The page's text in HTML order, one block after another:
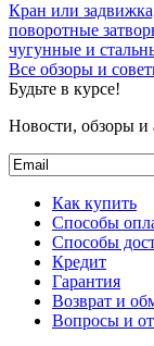
долговечность
Диаметр
Диаметр
присоединяемого
приблизительно
диаметру
Строительная
Строительная
Указывает
арматуры по оси
трубопровода, мм.
Кран или
поворотные
чугунные и
Все обзоры и
Будьте в курсе!
Новости, обзоры и
Как купить
Способы
Способы
Кредит
Гарантия
Возврат и
Вопросы и